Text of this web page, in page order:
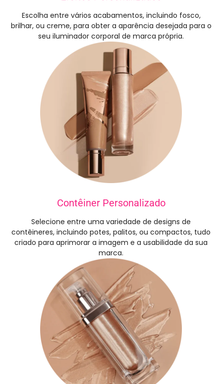
Escolha entre vários acabamentos, incluindo fosco,
brilhar, ou creme, para obter a aparência desejada para o
seu iluminador corporal de marca própria.
Contêiner Personalizado
Selecione entre uma variedade de designs de
contêineres, incluindo potes, palitos, ou compactos, tudo
criado para aprimorar a imagem e a usabilidade da sua
marca.